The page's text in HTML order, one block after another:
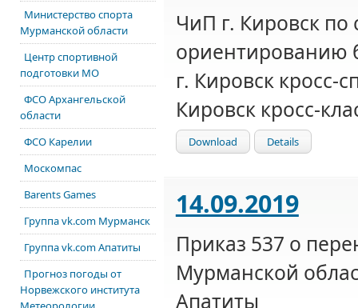
ЧиП г. Кировск по
ориентированию
г. Кировск кросс-
Кировск кросс-
Download Details
14.09.2019
Приказ 537 о
Мурманской
Апатиты
Министерство спорта
Мурманской области
Центр спортивной
подготовки МО
ФСО Архангельской
области
ФСО Карелии
Москомпас
Barents Games
Группа vk.com Мурманск
Группа vk.com Апатиты
Прогноз погоды от
Норвежского института